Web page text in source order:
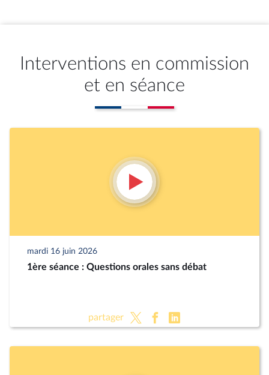
Interventions en commission
et en séance
mardi 16 juin 2026
1ère séance : Questions orales sans débat
partager